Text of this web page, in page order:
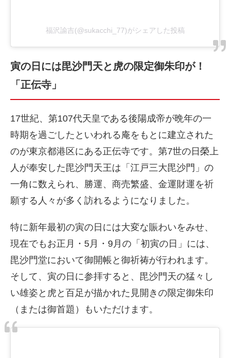
福沢諭吉(@sukacchi_77)がシェアした投稿
寅の日には毘沙門天と虎の限定御朱印が！
「正伝寺」
17世紀、第107代天皇である後陽成帝が晩年の一
時期を過ごしたといわれる庵をもとに建立された
のが東京都港区にある正伝寺です。第7世の日榮上
人が奉安した毘沙門天王は「江戸三大毘沙門」の
一角に数えられ、勝運、商売繁盛、金運財運を祈
願する人々が多く訪れるようになりました。
特に新年最初の寅の日には大変な賑わいをみせ、
現在でもお正月・5月・9月の「初寅の日」には、
毘沙門堂において御開帳と御祈祷が行われます。
そして、寅の日に参拝すると、毘沙門天の猛々し
い雄姿と虎と百足が描かれた見開きの限定御朱印
（または御首題）もいただけます。